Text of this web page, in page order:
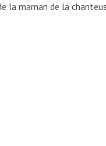
la maman de la